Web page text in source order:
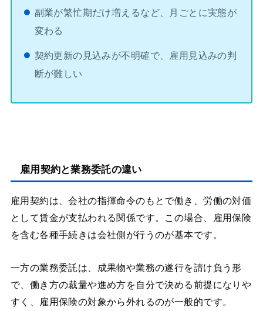
副業が繁忙期だけ増えるなど、月ごとに実態が
変わる
契約更新の見込みが不明確で、雇用見込みの判
断が難しい
雇用契約と業務委託の違い
雇用契約は、会社の指揮命令のもとで働き、労働の対価
として賃金が支払われる関係です。この場合、雇用保険
を含む各種手続きは会社側が行うのが基本です。
一方の業務委託は、成果物や業務の遂行を請け負う形
で、働き方の裁量や進め方を自分で決める前提になりや
すく、雇用保険の対象から外れるのが一般的です。